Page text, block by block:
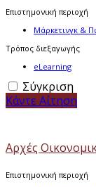
Επιστημονική περιοχή
Μάρκετινγκ &
Τρόπος διεξαγωγής
eLearning
Σύγκριση
Κάντε Αίτηση
Αρχές
Επιστημονική περιοχή